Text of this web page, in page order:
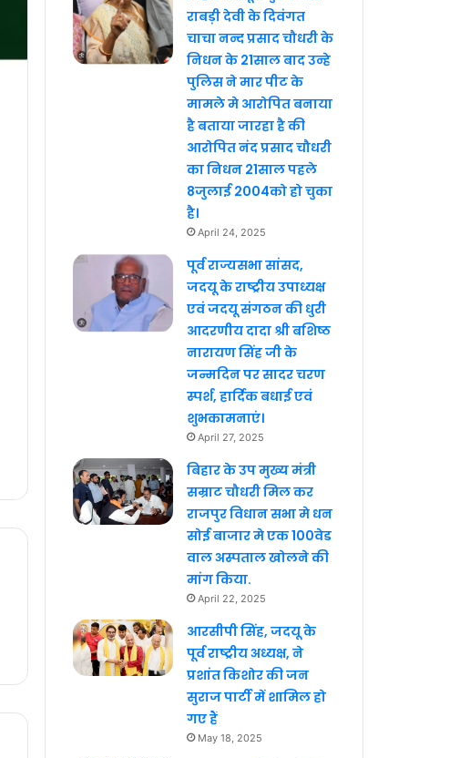
राबड़ी देवी के दिवंगत
चाचा नन्द प्रसाद चौधरी के
निधन के 21साल बाद उन्हे
पुलिस ने मार पीट के
मामले मे आरोपित बनाया
है बताया जारहा है की
आरोपित नंद प्रसाद चौधरी
का निधन 21साल पहले
8जुलाई 2004को हो चुका
है।
April 24, 2025
पूर्व राज्यसभा सांसद,
जदयू के राष्ट्रीय उपाध्यक्ष
एवं जदयू संगठन की धुरी
आदरणीय दादा श्री बशिष्ठ
नारायण सिंह जी के
जन्मदिन पर सादर चरण
स्पर्श, हार्दिक बधाई एवं
शुभकामनाएं।
April 27, 2025
बिहार के उप मुख्य मंत्री
सम्राट चौधरी मिल कर
राजपुर विधान सभा मे धन
सोई बाजार मे एक 100वेड
वाल अस्पताल खोलने की
मांग किया.
April 22, 2025
आरसीपी सिंह, जदयू के
पूर्व राष्ट्रीय अध्यक्ष, ने
प्रशांत किशोर की जन
सुराज पार्टी में शामिल हो
गए हैं
May 18, 2025